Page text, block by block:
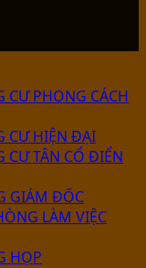
CƯ PHONG CÁCH
CƯ HIỆN ĐẠI
CƯ TÂN CỔ ĐIỂN
GIÁM ĐỐC
LÀM VIỆC
HỌP